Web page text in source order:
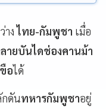
างไทย-กัมพูชา เมื่อ
ายบันไดช่องคานม้า
อได้
ดันทหารกัมพูชาอยู่